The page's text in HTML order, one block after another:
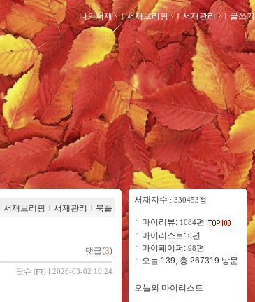
나의서재 ｌ서재브리핑 ｌ 서재관리 ｌ글쓰기
서재브리핑 ｌ 서재관리 ｌ 북플
댓글(3)
닷슈 ( ) l 2026-03-02 10:24
서재지수 : 330453점
마이리뷰: 1084편
마이리스트: 0편
마이페이퍼: 98편
오늘 139, 총 267319 방문
오늘의 마이리스트